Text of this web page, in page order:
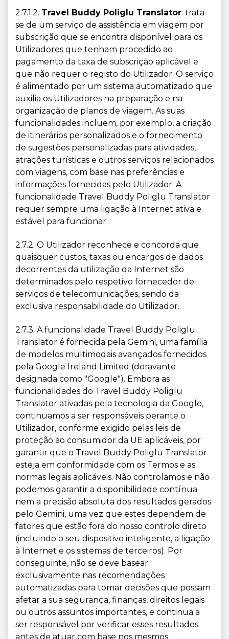
2.7.1.2. Travel Buddy Poliglu Translator: trata-
se de um serviço de assistência em viagem por
subscrição que se encontra disponível para os
Utilizadores que tenham procedido ao
pagamento da taxa de subscrição aplicável e
que não requer o registo do Utilizador. O serviço
é alimentado por um sistema automatizado que
auxilia os Utilizadores na preparação e na
organização de planos de viagem. As suas
funcionalidades incluem, por exemplo, a criação
de itinerários personalizados e o fornecimento
de sugestões personalizadas para atividades,
atrações turísticas e outros serviços relacionados
com viagens, com base nas preferências e
informações fornecidas pelo Utilizador. A
funcionalidade Travel Buddy Poliglu Translator
requer sempre uma ligação à Internet ativa e
estável para funcionar.
2.7.2. O Utilizador reconhece e concorda que
quaisquer custos, taxas ou encargos de dados
decorrentes da utilização da Internet são
determinados pelo respetivo fornecedor de
serviços de telecomunicações, sendo da
exclusiva responsabilidade do Utilizador.
2.7.3. A funcionalidade Travel Buddy Poliglu
Translator é fornecida pela Gemini, uma família
de modelos multimodais avançados fornecidos
pela Google Ireland Limited (doravante
designada como "Google"). Embora as
funcionalidades do Travel Buddy Poliglu
Translator ativadas pela tecnologia da Google,
continuamos a ser responsáveis perante o
Utilizador, conforme exigido pelas leis de
proteção ao consumidor da UE aplicáveis, por
garantir que o Travel Buddy Poliglu Translator
esteja em conformidade com os Termos e as
normas legais aplicáveis. Não controlamos e não
podemos garantir a disponibilidade contínua
nem a precisão absoluta dos resultados gerados
pelo Gemini, uma vez que estes dependem de
fatores que estão fora do nosso controlo direto
(incluindo o seu dispositivo inteligente, a ligação
à Internet e os sistemas de terceiros). Por
conseguinte, não se deve basear
exclusivamente nas recomendações
automatizadas para tomar decisões que possam
afetar a sua segurança, finanças, direitos legais
ou outros assuntos importantes, e continua a
ser responsável por verificar esses resultados
antes de atuar com base nos mesmos.